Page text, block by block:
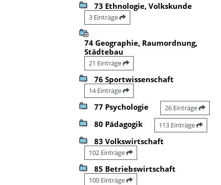
73 Ethnologie, Volkskunde
3 Einträge
74 Geographie, Raumordnung,
Städtebau
21 Einträge
76 Sportwissenschaft
14 Einträge
77 Psychologie 26 Einträge
80 Pädagogik 113 Einträge
83 Volkswirtschaft
102 Einträge
85 Betriebswirtschaft
100 Einträge